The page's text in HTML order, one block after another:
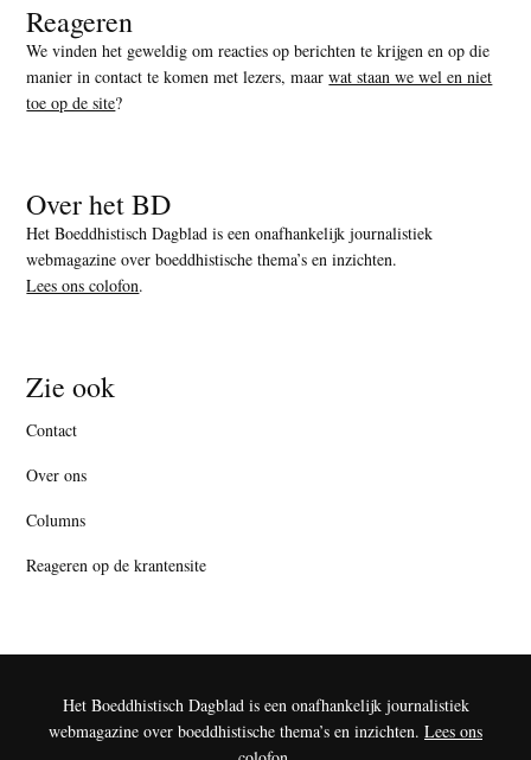
Reageren
We vinden het geweldig om reacties op berichten te krijgen en op die
manier in contact te komen met lezers, maarwat staan we wel en niet
toe op de site?
Over het BD
Het Boeddhistisch Dagblad is een onafhankelijk journalistiek
webmagazine over boeddhistische thema’s en inzichten.
Lees ons colofon.
Zie ook
Contact
Over ons
Columns
Reageren op de krantensite
Het Boeddhistisch Dagblad is een onafhankelijk journalistiek
webmagazine over boeddhistische thema’s en inzichten. Lees ons